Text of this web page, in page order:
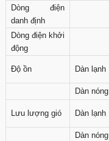
Dòng điện
danh định
Dòng điện khởi
động
Độ ồn Dàn lạnh
Dàn nóng
Lưu lượng gió Dàn lạnh
Dàn nóng